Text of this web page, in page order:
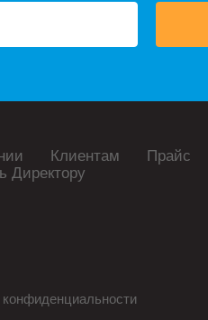
Клиентам Прайс
Директору